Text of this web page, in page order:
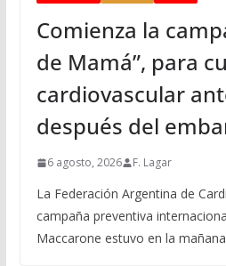
Comienza la
de Mamá”, para
cardiovascular
después del
6 agosto, 2026 F. Lagar
La Federación Argentina de
campaña preventiva
Maccarone estuvo en la